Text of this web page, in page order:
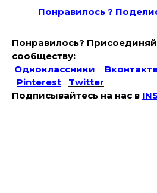
Понравилось ? Поде
Понравилось?
сообществу:
Одноклассники
Pinterest
Twitter
Подписывайтесь на наc в